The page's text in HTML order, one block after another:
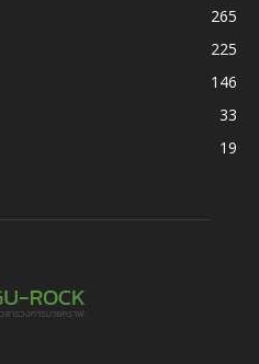
265
225
146
33
19